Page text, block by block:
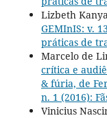
Lizbeth
GEMInIS: v.
práticas de
Marcelo de
crítica e
& fúria, de
n. 1 (2016):
Vinicius